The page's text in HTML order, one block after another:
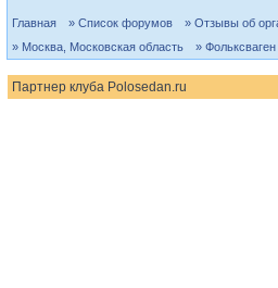
Главная » Список форумов
» Отзывы об
» Москва, Московская область
»
Партнер клуба Polosedan.ru